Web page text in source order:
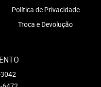
Política de Privacidade
Troca e Devolução